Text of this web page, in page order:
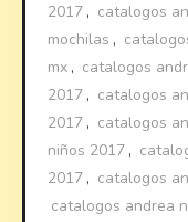
2017 , catalogos
mochilas ,
mx , catalogos
2017 , catalogos
2017 , catalogos
niños 2017 ,
2017 , catalogos
catalogos andrea